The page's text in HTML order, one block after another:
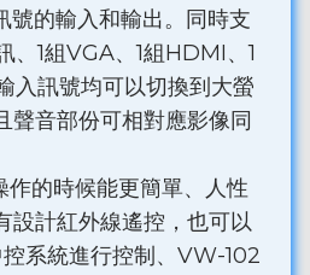
號的輸入和輸出。同時支
、1組VGA、1組HDMI、1
入訊號均可以切換到大螢
聲音部份可相對應影像同
的時候能更簡單、人性
設計紅外線遙控，也可以
系統進行控制、VW-102